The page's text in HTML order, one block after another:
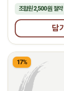
조합원2,500원 절약
담기
17%